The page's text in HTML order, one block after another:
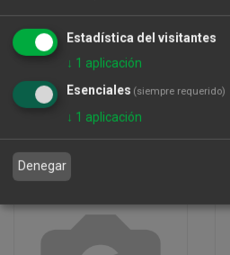
Estuche Bombones.
ORIGINS.
15,84
€
Estadística del visitantes
↓ 1 aplicación
Esenciales (siempre requerido)
↓ 1 aplicación
Denegar